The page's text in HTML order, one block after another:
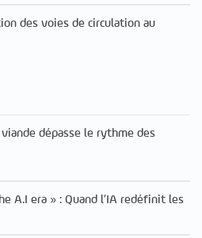
des voies de circulation au
dépasse le rythme des
A.I era » : Quand l’IA redéfinit les